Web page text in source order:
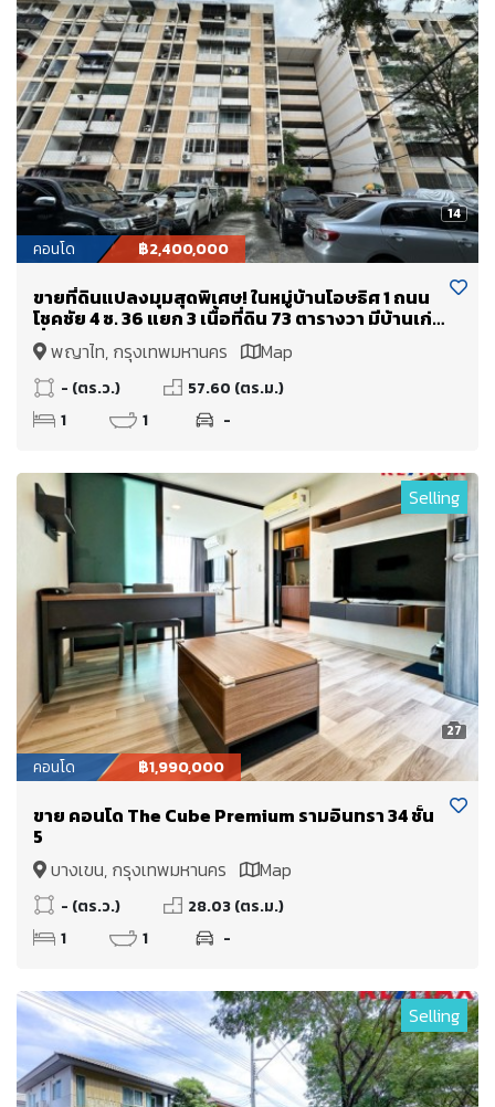
14
คอนโด ฿2,400,000
ขายที่ดินแปลงมุมสุดพิเศษ! ในหมู่บ้านโอษธิศ 1 ถนน
โชคชัย 4 ซ. 36 แยก 3 เนื้อที่ดิน 73 ตารางวา มีบ้านเก่า
ที่ไม่ได้คิดมูลค่า
พญาไท, กรุงเทพมหานคร Map
- (ตร.ว.)
57.60 (ตร.ม.)
1
1 -
27
Selling
คอนโด ฿1,990,000
ขาย คอนโด The Cube Premium รามอินทรา 34 ชั้น
5
บางเขน, กรุงเทพมหานคร
Map
- (ตร.ว.)
28.03 (ตร.ม.)
1
1 -
Selling